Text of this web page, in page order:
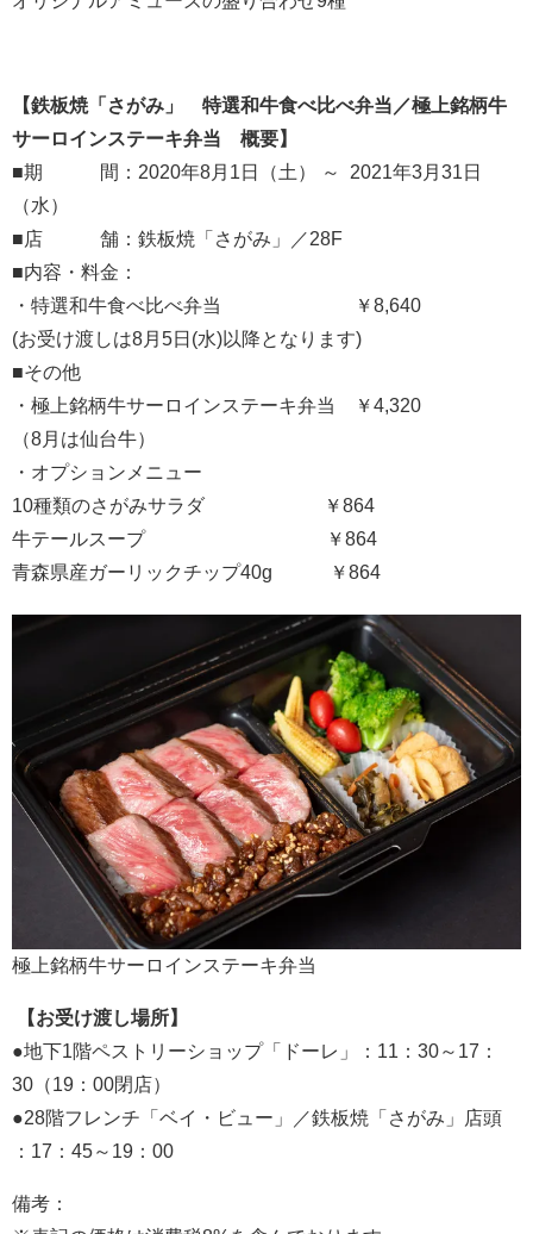
【鉄板焼「さがみ」 特選和牛食べ比べ弁当／極上銘柄牛
サーロインステーキ弁当 概要】
■期 間：2020年8月1日（土） ～ 2021年3月31日
（水）
■店 舗：鉄板焼「さがみ」／28F
■内容・料金：
・特選和牛食べ比べ弁当 ￥8,640
(お受け渡しは8月5日(水)以降となります)
■その他
・極上銘柄牛サーロインステーキ弁当 ￥4,320
（8月は仙台牛）
・オプションメニュー
10種類のさがみサラダ ￥864
牛テールスープ ￥864
青森県産ガーリックチップ40g ￥864
極上銘柄牛サーロインステーキ弁当
【お受け渡し場所】
●地下1階ペストリーショップ「ドーレ」：11：30～17：
30（19：00閉店）
●28階フレンチ「ベイ・ビュー」／鉄板焼「さがみ」店頭
：17：45～19：00
備考：